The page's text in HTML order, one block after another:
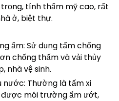
tính thẩm mỹ cao, rất
ở, biệt thự.
ẩm: Sử dụng tấm chống
chống thấm và vải thủy
nhà vệ sinh.
nước: Thường là tấm xi
được môi trường ẩm ướt,